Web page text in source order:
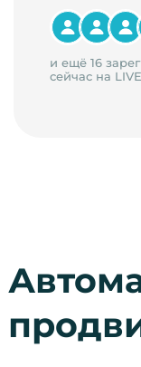
и ещё 16
сейчас на